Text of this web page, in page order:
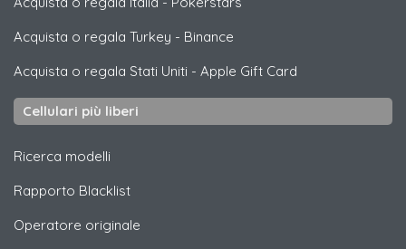
Acquista o regala Turkey - Binance
Acquista o regala Stati Uniti - Apple Gift Card
Cellulari più liberi
Ricerca modelli
Rapporto Blacklist
Operatore originale